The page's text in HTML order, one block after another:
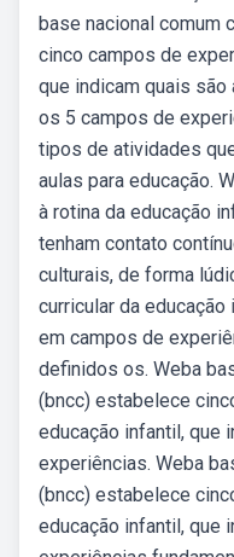
base nacional comum
cinco campos de
que indicam quais são
os 5 campos de
tipos de atividades
aulas para educação.
à rotina da educação
tenham contato
culturais, de forma
curricular da
em campos de
definidos os. Weba
(bncc) estabelece
educação infantil, que
experiências. Weba
(bncc) estabelece
educação infantil, que